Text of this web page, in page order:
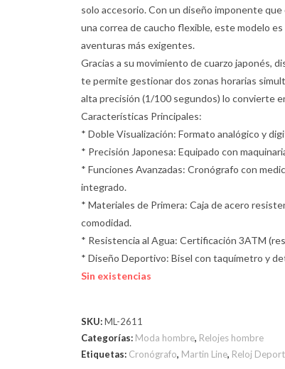
solo accesorio. Con un diseño imponente
una correa de caucho flexible, este modelo
aventuras más exigentes.
Gracias a su movimiento de cuarzo japonés,
te permite gestionar dos zonas horarias
alta precisión (1/100 segundos) lo convierte
Características Principales:
* Doble Visualización: Formato analógico y
* Precisión Japonesa: Equipado con
* Funciones Avanzadas: Cronógrafo con
integrado.
* Materiales de Primera: Caja de acero
comodidad.
* Resistencia al Agua: Certificación 3ATM
* Diseño Deportivo: Bisel con taquímetro y
Sin existencias
SKU:ML-2611
Categorías: Moda hombre, Relojes hombre
Etiquetas: Cronógrafo, Martin Line, Reloj